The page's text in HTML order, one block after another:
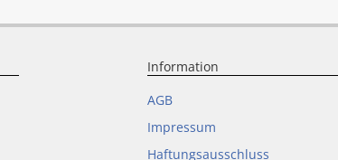
Information
AGB
Impressum
Haftungsausschluss